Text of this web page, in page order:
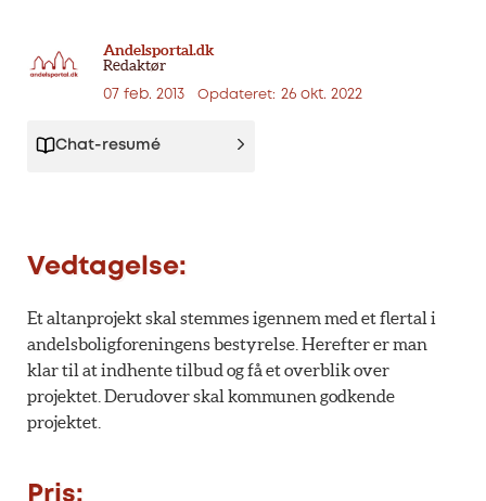
Andelsportal.dk
Redaktør
07 feb. 2013 Opdateret: 26 okt. 2022
Chat-resumé
Vedtagelse:
Et altanprojekt skal stemmes igennem med et flertal i
andelsboligforeningens bestyrelse. Herefter er man
klar til at indhente tilbud og få et overblik over
projektet. Derudover skal kommunen godkende
projektet.
Pris: